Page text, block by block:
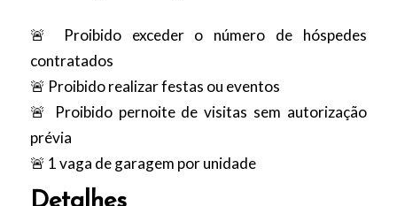
🚨 Proibido exceder o número de hóspedes
contratados
🚨 Proibido realizar festas ou eventos
🚨 Proibido pernoite de visitas sem autorização
prévia
🚨 1 vaga de garagem por unidade